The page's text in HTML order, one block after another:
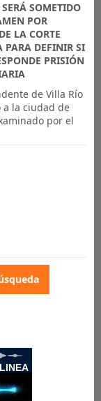
SOMETIDO
POR
LA CORTE
PARA DEFINIR SI
PRISIÓN
de Villa Río
a la ciudad de
por el